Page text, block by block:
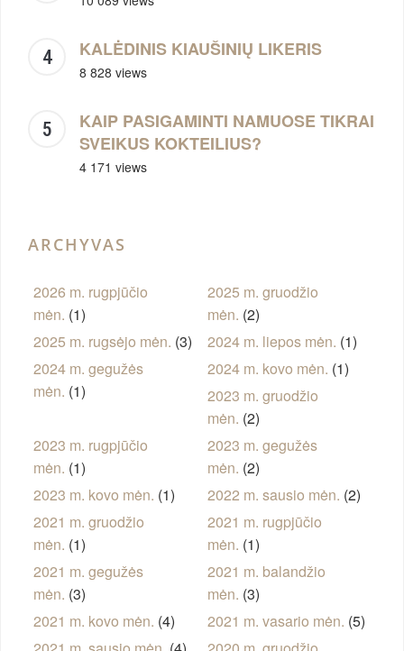
KALĖDINIS KIAUŠINIŲ LIKERIS
8 828 views
KAIP PASIGAMINTI NAMUOSE TIKRAI
SVEIKUS KOKTEILIUS?
4 171 views
ARCHYVAS
2026 m. rugpjūčio
mėn. (1)
2025 m. gruodžio
mėn. (2)
2025 m. rugsėjo mėn. (3) 2024 m. liepos mėn. (1)
2024 m. gegužės
mėn. (1)
2024 m. kovo mėn. (1)
2023 m. gruodžio
mėn. (2)
2023 m. rugpjūčio
mėn. (1)
2023 m. gegužės
mėn. (2)
2023 m. kovo mėn. (1) 2022 m. sausio mėn. (2)
2021 m. gruodžio
mėn. (1)
2021 m. rugpjūčio
mėn. (1)
2021 m. gegužės
mėn. (3)
2021 m. balandžio
mėn. (3)
2021 m. kovo mėn. (4) 2021 m. vasario mėn. (5)